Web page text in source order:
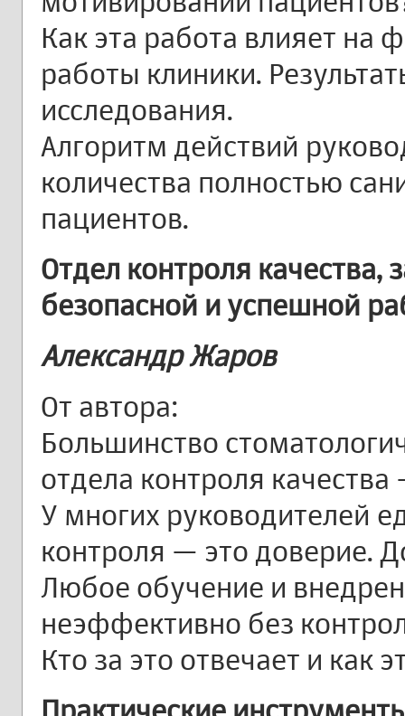
Как эта работа влияет на
работы клиники.
исследования.
Алгоритм действий
количества полностью
пациентов.
Отдел контроля качества,
безопасной и успешной
Александр Жаров
От автора:
Большинство
отдела контроля
У многих руководителей
контроля — это доверие.
Любое обучение и
неэффективно без
Кто за это отвечает и как